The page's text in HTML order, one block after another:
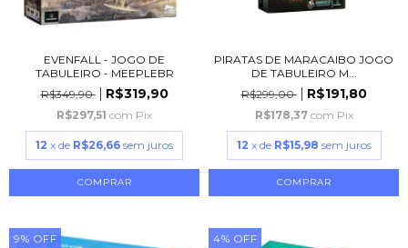
EVENFALL - JOGO DE
TABULEIRO - MEEPLEBR
R$349,90
R$319,90
R$297,51 com Pix
12 x de R$26,66 sem juros
PIRATAS DE MARACAIBO JOGO
DE TABULEIRO M...
R$299,00
R$191,80
R$178,37 com Pix
12 x de R$15,98 sem juros
9% OFF 4% OFF